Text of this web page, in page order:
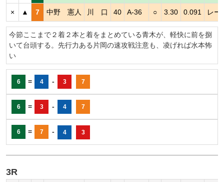
× ▲ 7 中野 憲人 川 口 40 A-36 ○ 3.30 0.091 レー
今節ここまで２着２本と着をまとめている青木が、軽快に前を捌
いて台頭する。先行力ある片岡の速攻戦注意も、凌げれば水本怖
い
6 = 4 - 3 7
6 = 3 - 4 7
6 = 7 - 4 3
3R